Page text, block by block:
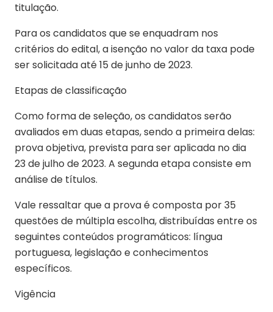
titulação.
Para os candidatos que se enquadram nos
critérios do edital, a isenção no valor da taxa pode
ser solicitada até 15 de junho de 2023.
Etapas de classificação
Como forma de seleção, os candidatos serão
avaliados em duas etapas, sendo a primeira delas:
prova objetiva, prevista para ser aplicada no dia
23 de julho de 2023. A segunda etapa consiste em
análise de títulos.
Vale ressaltar que a prova é composta por 35
questões de múltipla escolha, distribuídas entre os
seguintes conteúdos programáticos: língua
portuguesa, legislação e conhecimentos
específicos.
Vigência